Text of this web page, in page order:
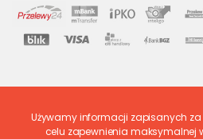
Ostatnio ocenione
Używamy informacji zapisanych
celu zapewnienia maksymalnej